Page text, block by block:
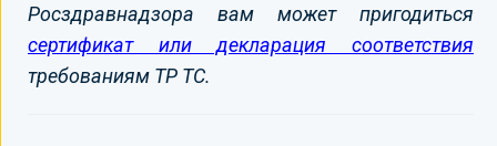
Росздравнадзора вам может пригодиться
сертификат или декларация соответствия
требованиям ТР ТС.